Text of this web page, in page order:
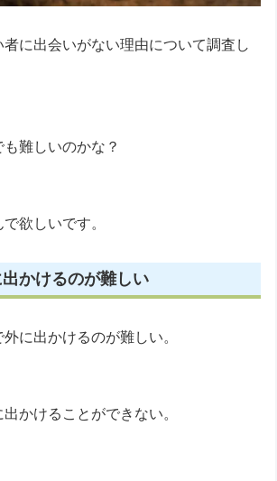
者に出会いがない理由について調査し
難しいのかな？
欲しいです。
かけるのが難しい
外に出かけるのが難しい。
出かけることができない。